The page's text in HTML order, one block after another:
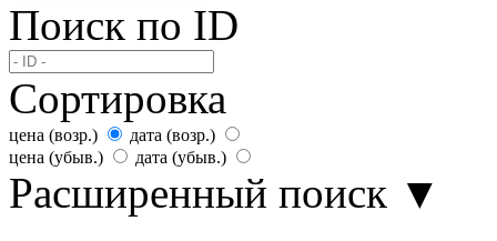
Поиск по ID
Сортировка
цена (возр.)
дата (возр.)
цена (убыв.)
дата (убыв.)
Расширенный поиск ▼